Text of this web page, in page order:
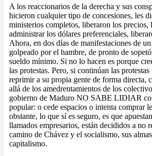
A los reaccionarios de la derecha y sus
hicieron cualquier tipo de concesiones, les
ministerios completos, liberaron los precios,
administrar los dólares preferenciales,
Ahora, en dos días de manifestaciones de
golpeado por el hambre, de pronto de
sueldo mínimo. Si no lo hacen es porque
las protestas. Pero, si continúan las
reprimir a su propia gente de forma directa,
allá de los amedrentamientos de los
gobierno de Maduro NO SABE LIDIAR
popular: o cede espacios o intenta comprar
obstante, lo que sí es seguro, es que
llamados empresarios, están decididos a no
camino de Chávez y el socialismo, sus
capitalismo.